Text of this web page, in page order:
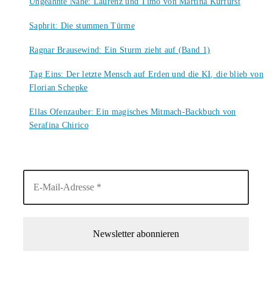
Saphrit: Die stummen Türme
Ragnar Brausewind: Ein Sturm zieht auf (Band 1)
Tag Eins: Der letzte Mensch auf Erden und die KI, die blieb von
Florian Schepke
Ellas Ofenzauber: Ein magisches Mitmach-Backbuch von
Serafina Chirico